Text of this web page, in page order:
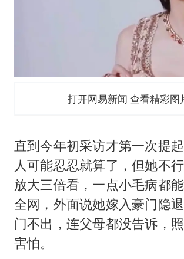
打开网易新闻 查看精彩图
直到今年初采访才第一次提
人可能忍忍就算了，但她不
放大三倍看，一点小毛病都
全网，外面说她嫁入豪门隐
门不出，连父母都没告诉，
害怕。